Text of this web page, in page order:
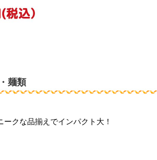
麺類
ークな品揃えでインパクト大！